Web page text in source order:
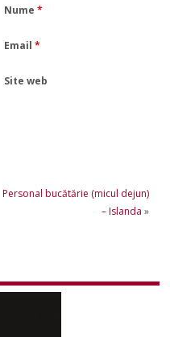
Nume*
Email*
Site web
Personal bucătărie (micul dejun)
– Islanda »